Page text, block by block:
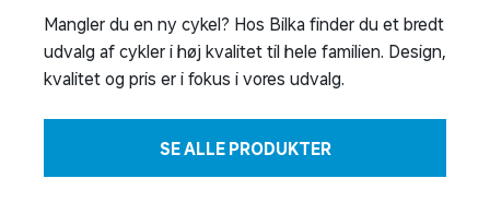
Mangler du en ny cykel? Hos Bilka finder du et bredt
udvalg af cykler i høj kvalitet til hele familien. Design,
kvalitet og pris er i fokus i vores udvalg.
SE ALLE PRODUKTER